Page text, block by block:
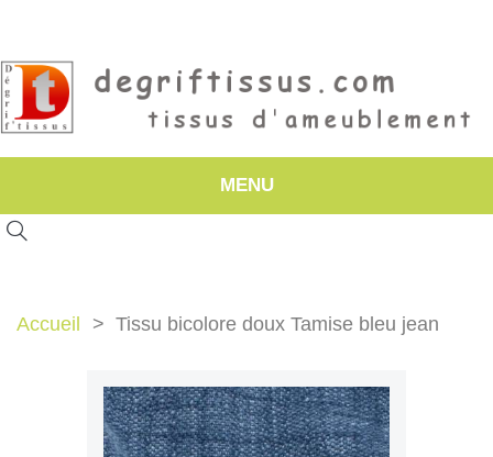
MENU
Accueil Tissu bicolore doux Tamise bleu jean